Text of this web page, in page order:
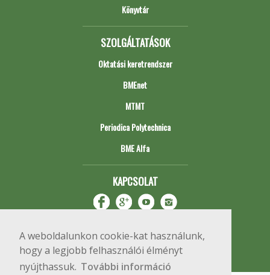
A weboldalunkon cookie-kat használunk,
hogy a legjobb felhasználói élményt
nyújthassuk. További információ
Könyvtár
SZOLGÁLTATÁSOK
Oktatási keretrendszer
BMEnet
MTMT
Periodica Polytechnica
BME Alfa
KAPCSOLAT